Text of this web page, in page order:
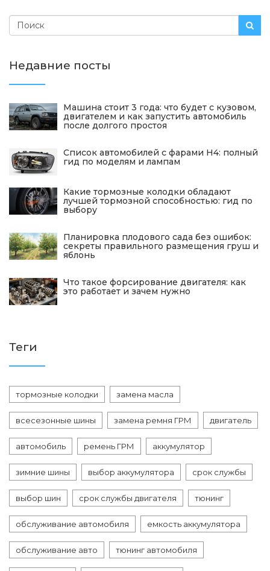
Недавние посты
Машина стоит 3 года: что будет с кузовом,
двигателем и как запустить автомобиль
после долгого простоя
Список автомобилей с фарами H4: полный
гид по моделям и лампам
Какие тормозные колодки обладают
лучшей тормозной способностью: гид по
выбору
Планировка плодового сада без ошибок:
секреты правильного размещения груш и
яблонь
Что такое форсирование двигателя: как
это работает и зачем нужно
Теги
тормозные колодки замена масла
всесезонные шины замена ремня ГРМ двигатель
автомобиль ремень ГРМ аккумулятор
зимние шины выбор аккумулятора срок службы
выбор шин срок службы двигателя тюнинг
обслуживание автомобиля емкость аккумулятора
обслуживание авто тюнинг автомобиля